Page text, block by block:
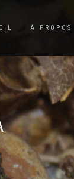
À PROPOS